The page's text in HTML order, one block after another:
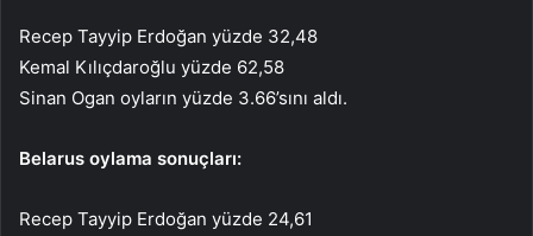
Recep Tayyip Erdoğan yüzde 32,48
Kemal Kılıçdaroğlu yüzde 62,58
Sinan Ogan oyların yüzde 3.66’sını aldı.
Belarus oylama sonuçları:
Recep Tayyip Erdoğan yüzde 24,61